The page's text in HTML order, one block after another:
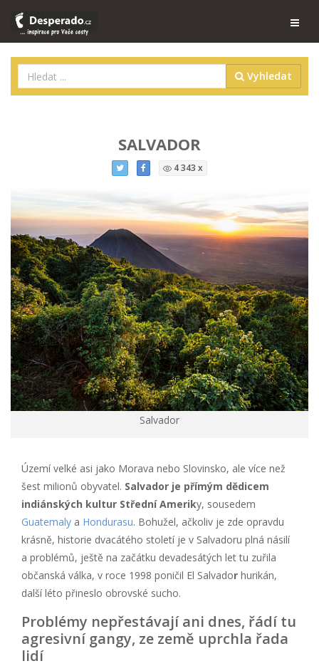
Vyhledat
SALVADOR
4 343 x
Salvador
Území velké asi jako Morava nebo Slovinsko, ale více než
šest milionů obyvatel. Salvador je přímým dědicem
indiánských kultur Střední Ameriky, sousedem
Guatemaly a Hondurasu. Bohužel, ačkoliv je zde opravdu
krásně, historie dvacátého století je v Salvadoru plná násilí
a problémů, ještě na začátku devadesátých let tu zuřila
občanská válka, v roce 1998 poničil El Salvador hurikán,
další léto přineslo obrovské sucho.
Problémy nepřestávají ani dnes, řádí tu
agresivní gangy, ze země uprchla řada
lidí